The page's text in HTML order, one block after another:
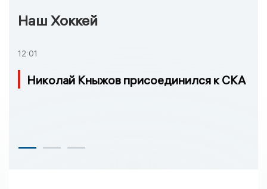
Наш Хоккей
12:01
Николай Кныжов присоединился к СКА